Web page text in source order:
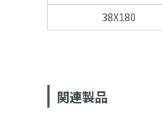
38X180
関連製品